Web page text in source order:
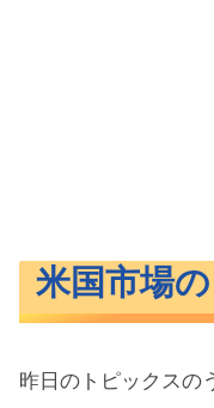
米国市場
昨日のトピックスの